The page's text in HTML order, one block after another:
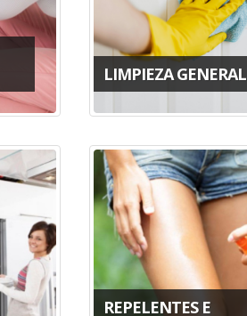
LIMPIEZA GENERAL
REPELENTES E